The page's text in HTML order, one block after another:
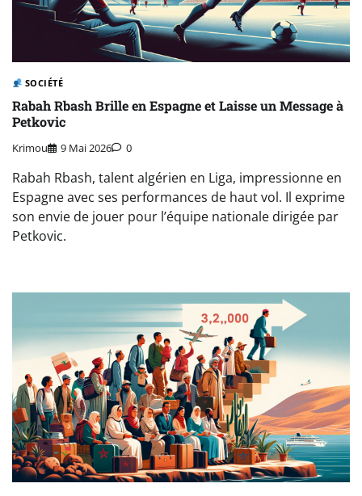
SOCIÉTÉ
Rabah Rbash Brille en Espagne et Laisse un Message à
Petkovic
Krimou 9 Mai 2026 0
Rabah Rbash, talent algérien en Liga, impressionne en
Espagne avec ses performances de haut vol. Il exprime
son envie de jouer pour l’équipe nationale dirigée par
Petkovic.